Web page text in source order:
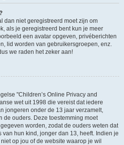
dan niet geregistreerd moet zijn om
als je geregistreerd bent kun je meer
een avatar opgeven, privéberichten
lid worden van gebruikersgroepen, enz.
we raden het zeker aan!
"Children’s Online Privacy and
wet uit 1998 die vereist dat iedere
jongeren onder de 13 jaar verzamelt,
de ouders. Deze toestemming moet
worden, zodat de ouders weten dat
hun kind, jonger dan 13, heeft. Indien je
op jou of de website waarop je wil